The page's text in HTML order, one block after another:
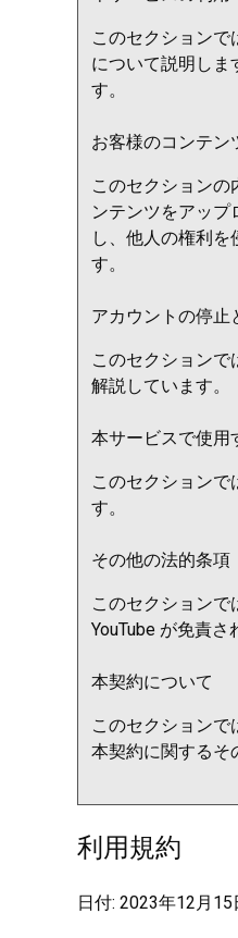
このセクション
について説明しま
す。
お客様のコンテン
このセクション
ンテンツをアップ
し、他人の権利
す。
アカウントの停止
このセクションで
解説しています。
本サービスで使用
このセクション
す。
その他の法的条項
このセクションで
YouTube が免責
本契約について
このセクション
本契約に関するそ
利用規約
日付: 2023年12月15